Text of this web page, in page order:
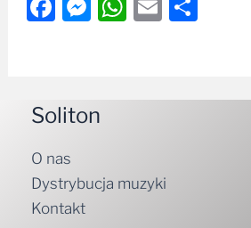
Facebook
Messenger
WhatsApp
Email
Soliton
O nas
Dystrybucja muzyki
Kontakt